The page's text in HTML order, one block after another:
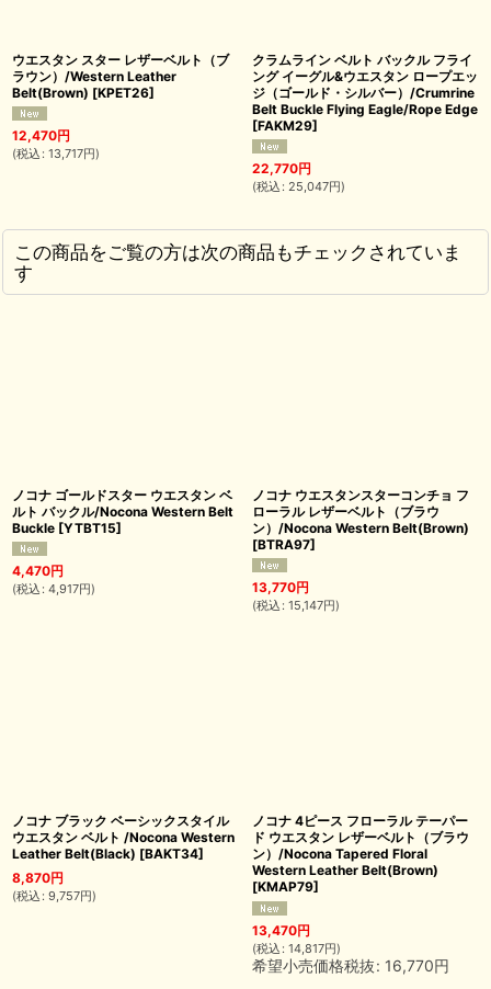
ウエスタン スター レザーベルト（ブ
ラウン）/Western Leather
Belt(Brown) [KPET26]
12,470円
(税込 : 13,717円)
クラムライン ベルト バックル フライ
ング イーグル&ウエスタン ロープエッ
ジ（ゴールド・シルバー）/Crumrine
Belt Buckle Flying Eagle/Rope Edge
[FAKM29]
22,770円
(税込 : 25,047円)
この商品をご覧の方は次の商品もチェックされていま
す
ノコナ ゴールドスター ウエスタン ベ
ルト バックル/Nocona Western Belt
Buckle [YTBT15]
4,470円
(税込 : 4,917円)
ノコナ ウエスタンスターコンチョ フ
ローラル レザーベルト（ブラウ
ン）/Nocona Western Belt(Brown)
[BTRA97]
13,770円
(税込 : 15,147円)
ノコナ ブラック ベーシックスタイル
ウエスタン ベルト /Nocona Western
Leather Belt(Black) [BAKT34]
8,870円
(税込 : 9,757円)
ノコナ 4ピース フローラル テーパー
ド ウエスタン レザーベルト（ブラウ
ン）/Nocona Tapered Floral
Western Leather Belt(Brown)
[KMAP79]
13,470円
(税込 : 14,817円)
希望小売価格税抜: 16,770円